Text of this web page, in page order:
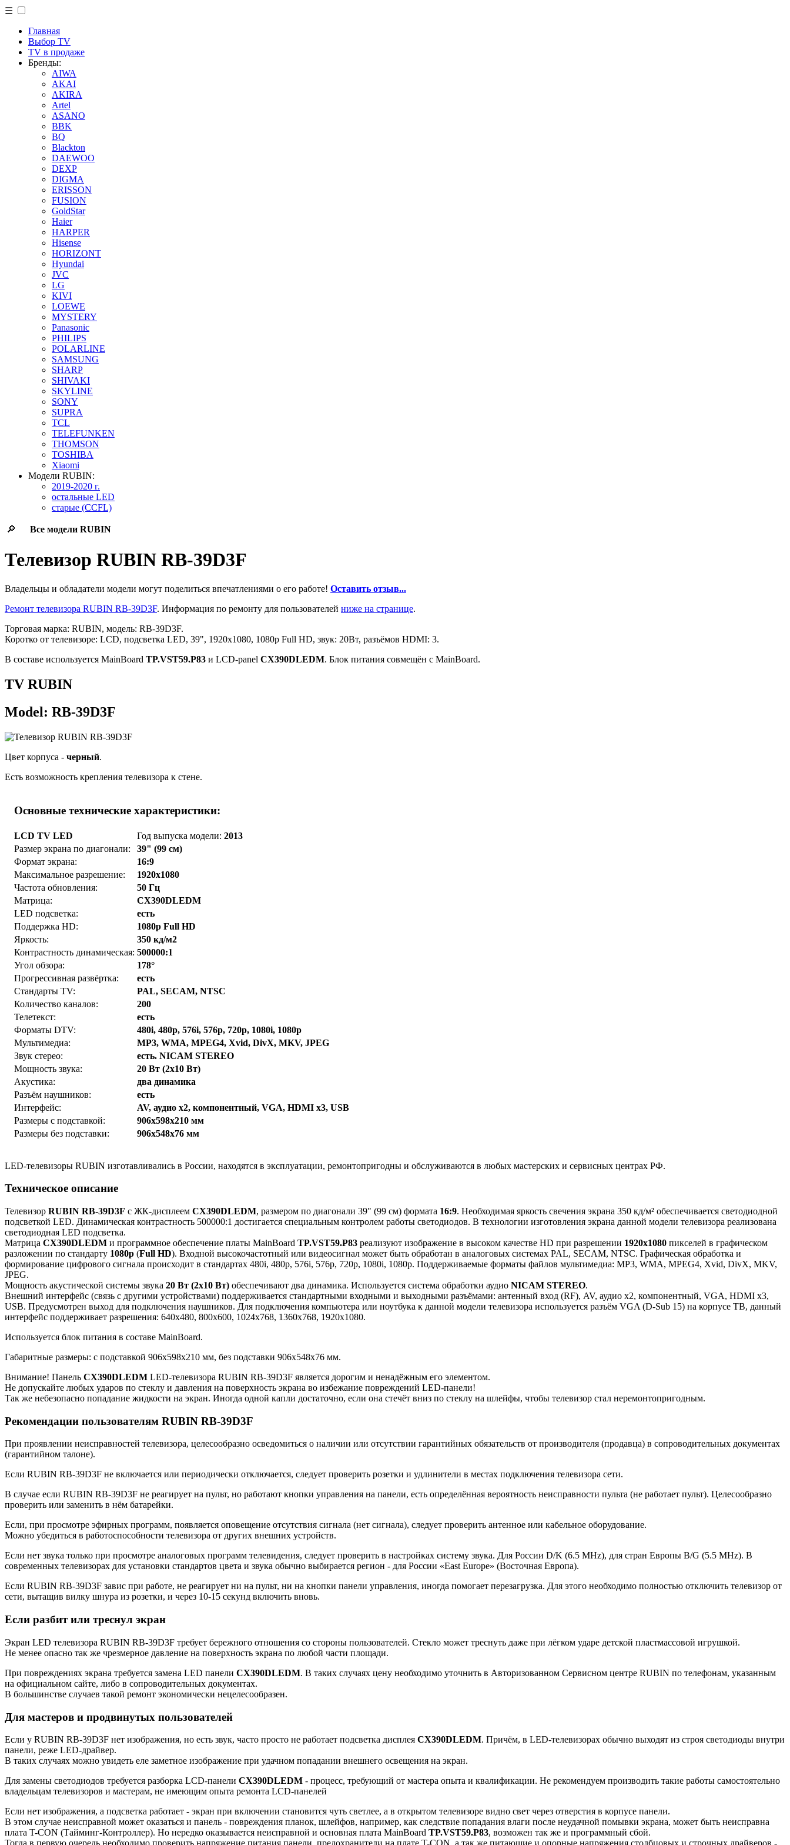
☰
Главная
Выбор TV
TV в продаже
Бренды:
AIWA
AKAI
AKIRA
Artel
ASANO
BBK
BQ
Blackton
DAEWOO
DEXP
DIGMA
ERISSON
FUSION
GoldStar
Haier
HARPER
Hisense
HORIZONT
Hyundai
JVC
LG
KIVI
LOEWE
MYSTERY
Panasonic
PHILIPS
POLARLINE
SAMSUNG
SHARP
SHIVAKI
SKYLINE
SONY
SUPRA
TCL
TELEFUNKEN
THOMSON
TOSHIBA
Xiaomi
Модели RUBIN:
2019-2020 г.
остальные LED
старые (CCFL)
🔎 Все модели RUBIN
Телевизор RUBIN RB-39D3F
Владельцы и обладатели модели могут поделиться впечатлениями о его работе! Оставить отзыв...
Ремонт телевизора RUBIN RB-39D3F. Информация по ремонту для пользователей ниже на странице.
Торговая марка: RUBIN, модель: RB-39D3F.
Коротко от телевизоре: LCD, подсветка LED, 39", 1920x1080, 1080p Full HD, звук: 20Вт, разъёмов HDMI: 3.
В составе используется MainBoard TP.VST59.P83 и LCD-panel CX390DLEDM. Блок питания совмещён с MainBoard.
TV RUBIN
Model: RB-39D3F
Цвет корпуса - черный.
Есть возможность крепления телевизора к стене.
Основные технические характеристики:
LCD TV LED Год выпуска модели:2013
Размер экрана по диагонали:
39" (99 см)
Формат экрана:
16:9
Максимальное разрешение:
1920x1080
Частота обновления:
50 Гц
Матрица:
CX390DLEDM
LED подсветка:
есть
Поддержка HD:
1080p Full HD
Яркость:
350 кд/м2
Контрастность динамическая: 500000:1
Угол обзора:
178°
Прогрессивная развёртка:
есть
Стандарты TV:
PAL, SECAM, NTSC
Количество каналов:
200
Телетекст:
есть
Форматы DTV:
480i, 480p, 576i, 576p, 720p, 1080i, 1080p
Мультимедиа:
MP3, WMA, MPEG4, Xvid, DivX, MKV, JPEG
Звук стерео:
есть. NICAM STEREO
Мощность звука:
20 Вт (2х10 Вт)
Акустика:
два динамика
Разъём наушников:
есть
Интерфейс:
AV, аудио x2, компонентный, VGA, HDMI x3, USB
Размеры с подставкой:
906x598x210 мм
Размеры без подставки:
906x548x76 мм
LED-телевизоры RUBIN изготавливались в России, находятся в эксплуатации, ремонтопригодны и обслуживаются в любых мастерских и сервисных центрах РФ.
Техническое описание
Телевизор RUBIN RB-39D3F с ЖК-дисплеем CX390DLEDM, размером по диагонали 39" (99 см) формата 16:9. Необходимая яркость свечения экрана 350 кд/м² обеспечивается светодиодной
подсветкой LED. Динамическая контрастность 500000:1 достигается специальным контролем работы светодиодов. В технологии изготовления экрана данной модели телевизора реализована
светодиодная LED подсветка.
Матрица CX390DLEDM и программное обеспечение платы MainBoard TP.VST59.P83 реализуют изображение в высоком качестве HD при разрешении 1920x1080 пикселей в графическом
разложении по стандарту 1080p (Full HD). Входной высокочастотный или видеосигнал может быть обработан в аналоговых системах PAL, SECAM, NTSC. Графическая обработка и
формирование цифрового сигнала происходит в стандартах 480i, 480p, 576i, 576p, 720p, 1080i, 1080p. Поддерживаемые форматы файлов мультимедиа: MP3, WMA, MPEG4, Xvid, DivX, MKV,
JPEG.
Мощность акустической системы звука 20 Вт (2х10 Вт) обеспечивают два динамика. Используется система обработки аудио NICAM STEREO.
Внешний интерфейс (связь с другими устройствами) поддерживается стандартными входными и выходными разъёмами: антенный вход (RF), AV, аудио x2, компонентный, VGA, HDMI x3,
USB. Предусмотрен выход для подключения наушников. Для подключения компьютера или ноутбука к данной модели телевизора используется разъём VGA (D-Sub 15) на корпусе ТВ, данный
интерфейс поддерживает разрешения: 640x480, 800x600, 1024x768, 1360x768, 1920x1080.
Используется блок питания в составе MainBoard.
Габаритные размеры: с подставкой 906x598x210 мм, без подставки 906x548x76 мм.
Внимание! Панель CX390DLEDM LED-телевизора RUBIN RB-39D3F является дорогим и ненадёжным его элементом.
Не допускайте любых ударов по стеклу и давления на поверхность экрана во избежание повреждений LED-панели!
Так же небезопасно попадание жидкости на экран. Иногда одной капли достаточно, если она стечёт вниз по стеклу на шлейфы, чтобы телевизор стал неремонтопригодным.
Рекомендации пользователям RUBIN RB-39D3F
При проявлении неисправностей телевизора, целесообразно осведомиться о наличии или отсутствии гарантийных обязательств от производителя (продавца) в сопроводительных документах
(гарантийном талоне).
Если RUBIN RB-39D3F не включается или периодически отключается, следует проверить розетки и удлинители в местах подключения телевизора сети.
В случае если RUBIN RB-39D3F не реагирует на пульт, но работают кнопки управления на панели, есть определённая вероятность неисправности пульта (не работает пульт). Целесообразно
проверить или заменить в нём батарейки.
Если, при просмотре эфирных программ, появляется оповещение отсутствия сигнала (нет сигнала), следует проверить антенное или кабельное оборудование.
Можно убедиться в работоспособности телевизора от других внешних устройств.
Если нет звука только при просмотре аналоговых программ телевидения, следует проверить в настройках систему звука. Для России D/K (6.5 MHz), для стран Европы B/G (5.5 MHz). В
современных телевизорах для установки стандартов цвета и звука обычно выбирается регион - для России «East Europe» (Восточная Европа).
Если RUBIN RB-39D3F завис при работе, не реагирует ни на пульт, ни на кнопки панели управления, иногда помогает перезагрузка. Для этого необходимо полностью отключить телевизор от
сети, вытащив вилку шнура из розетки, и через 10-15 секунд включить вновь.
Если разбит или треснул экран
Экран LED телевизора RUBIN RB-39D3F требует бережного отношения со стороны пользователей. Стекло может треснуть даже при лёгком ударе детской пластмассовой игрушкой.
Не менее опасно так же чрезмерное давление на поверхность экрана по любой части площади.
При повреждениях экрана требуется замена LED панели CX390DLEDM. В таких случаях цену необходимо уточнить в Авторизованном Сервисном центре RUBIN по телефонам, указанным
на официальном сайте, либо в сопроводительных документах.
В большинстве случаев такой ремонт экономически нецелесообразен.
Для мастеров и продвинутых пользователей
Если у RUBIN RB-39D3F нет изображения, но есть звук, часто просто не работает подсветка дисплея CX390DLEDM. Причём, в LED-телевизорах обычно выходят из строя светодиоды внутри
панели, реже LED-драйвер.
В таких случаях можно увидеть еле заметное изображение при удачном попадании внешнего освещения на экран.
Для замены светодиодов требуется разборка LCD-панели CX390DLEDM - процесс, требующий от мастера опыта и квалификации. Не рекомендуем производить такие работы самостоятельно
владельцам телевизоров и мастерам, не имеющим опыта ремонта LCD-панелей
Если нет изображения, а подсветка работает - экран при включении становится чуть светлее, а в открытом телевизоре видно свет через отверстия в корпусе панели.
В этом случае неисправной может оказаться и панель - повреждения планок, шлейфов, например, как следствие попадания влаги после неудачной помывки экрана, может быть неисправна
плата T-CON (Тайминг-Контроллер). Но нередко оказывается неисправной и основная плата MainBoard TP.VST59.P83, возможен так же и программный сбой.